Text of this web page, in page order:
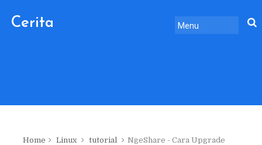
Cerita
Home Linux tutorial
NgeShare - Cara Upgrade